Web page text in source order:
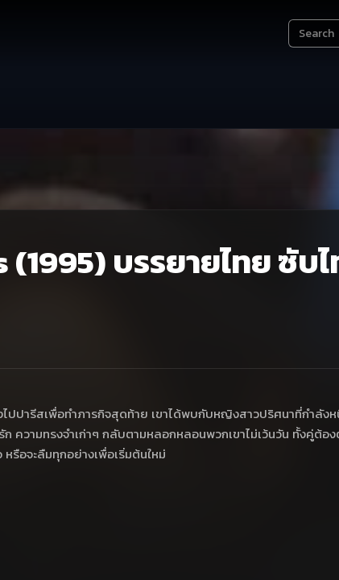
บรรยายไทย ซับ
ปปารีสเพื่อทำภารกิจสุดท้าย เขาได้พบกับหญิงสาวปริศนาที่กำลัง
ความทรงจำเก่าๆ กลับตามหลอกหลอนพวกเขาไม่เว้นวัน ทั้งคู่ต้อ
อจะลืมทุกอย่างเพื่อเริ่มต้นใหม่